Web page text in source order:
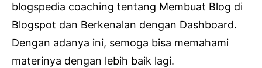
blogspedia coaching tentang Membuat Blog di
Blogspot dan Berkenalan dengan Dashboard.
Dengan adanya ini, semoga bisa memahami
materinya dengan lebih baik lagi.